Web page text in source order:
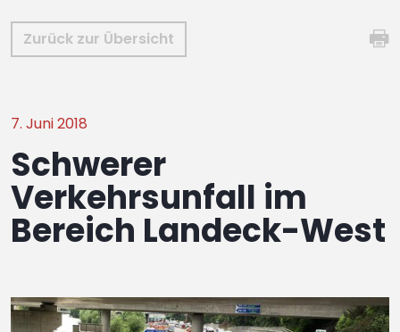
Zurück zur Übersicht
7. Juni 2018
Schwerer
Verkehrsunfall im
Bereich Landeck-West